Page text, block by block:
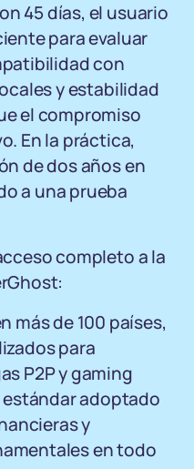
45 días, el usuario
para evaluar
con
y estabilidad
el compromiso
En la práctica,
de dos años en
a una prueba
completo a la
más de 100 países,
para
P2P y gaming
estándar adoptado
y
en todo